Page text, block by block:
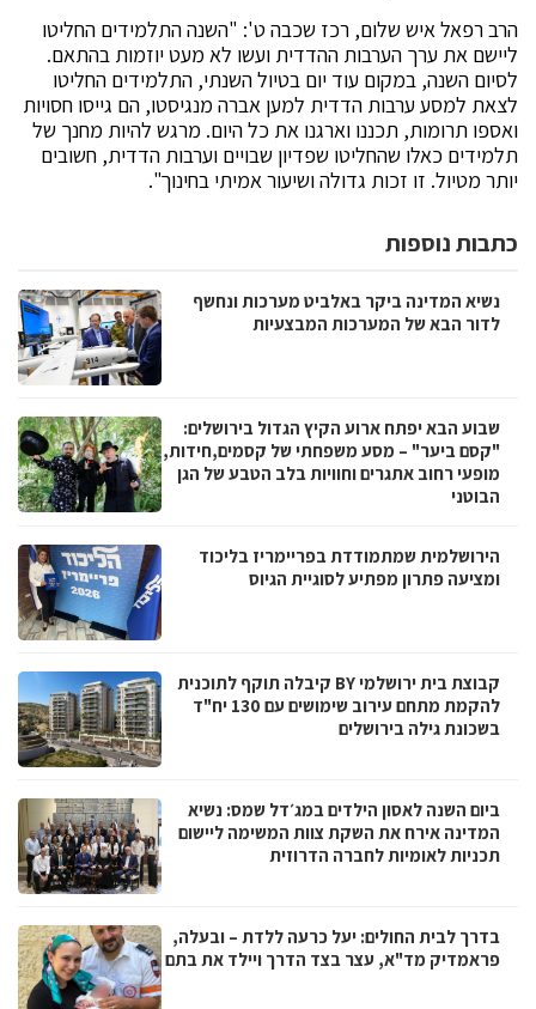
הרב רפאל איש שלום, רכז שכבה ט': "השנה התלמידים החליטו
ליישם את ערך הערבות ההדדית ועשו לא מעט יוזמות בהתאם.
לסיום השנה, במקום עוד יום בטיול השנתי, התלמידים החליטו
לצאת למסע ערבות הדדית למען אברה מנגיסטו, הם גייסו חסויות
ואספו תרומות, תכננו וארגנו את כל היום. מרגש להיות מחנך של
תלמידים כאלו שהחליטו שפדיון שבויים וערבות הדדית, חשובים
יותר מטיול. זו זכות גדולה ושיעור אמיתי בחינוך".
כתבות נוספות
נשיא המדינה ביקר באלביט מערכות ונחשף
לדור הבא של המערכות המבצעיות
שבוע הבא יפתח ארוע הקיץ הגדול בירושלים:
"קסם ביער" – מסע משפחתי של קסמים,חידות,
מופעי רחוב אתגרים וחוויות בלב הטבע של הגן
הבוטני
הירושלמית שמתמודדת בפריימריז בליכוד
ומציעה פתרון מפתיע לסוגיית הגיוס
קבוצת בית ירושלמי BY קיבלה תוקף לתוכנית
להקמת מתחם עירוב שימושים עם 130 יח"ד
בשכונת גילה בירושלים
ביום השנה לאסון הילדים במג׳דל שמס: נשיא
המדינה אירח את השקת צוות המשימה ליישום
תכניות לאומיות לחברה הדרוזית
בדרך לבית החולים: יעל כרעה ללדת – ובעלה,
פראמדיק מד"א, עצר בצד הדרך ויילד את בתם